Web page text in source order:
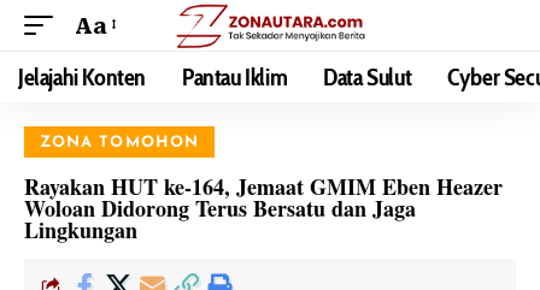
Aa
Jelajahi Konten Pantau Iklim Data Sulut Cyber
ZONA TOMOHON
Rayakan HUT ke-164, Jemaat GMIM Eben Heazer
Woloan Didorong Terus Bersatu dan Jaga
Lingkungan